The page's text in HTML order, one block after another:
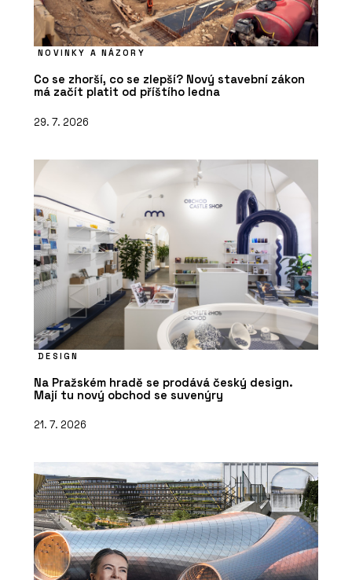
PRODUKTY
Dekorativní skla - AGC Glass Europe
NOVINKY A NÁZORY
Co se zhorší, co se zlepší? Nový stavební zákon
má začít platit od příštího ledna
29. 7. 2026
DESIGN
Na Pražském hradě se prodává český design.
Mají tu nový obchod se suvenýry
21. 7. 2026